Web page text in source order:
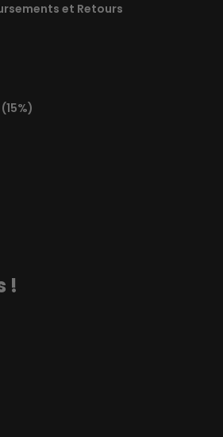
et Retours
!